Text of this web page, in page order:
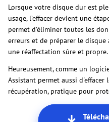
Lorsque votre disque dur est
usage, l’effacer devient une
permet d’éliminer toutes les
erreurs et de préparer le
une réaffectation sûre et propre.
Heureusement, comme un
Assistant permet aussi
récupération, pratique pour